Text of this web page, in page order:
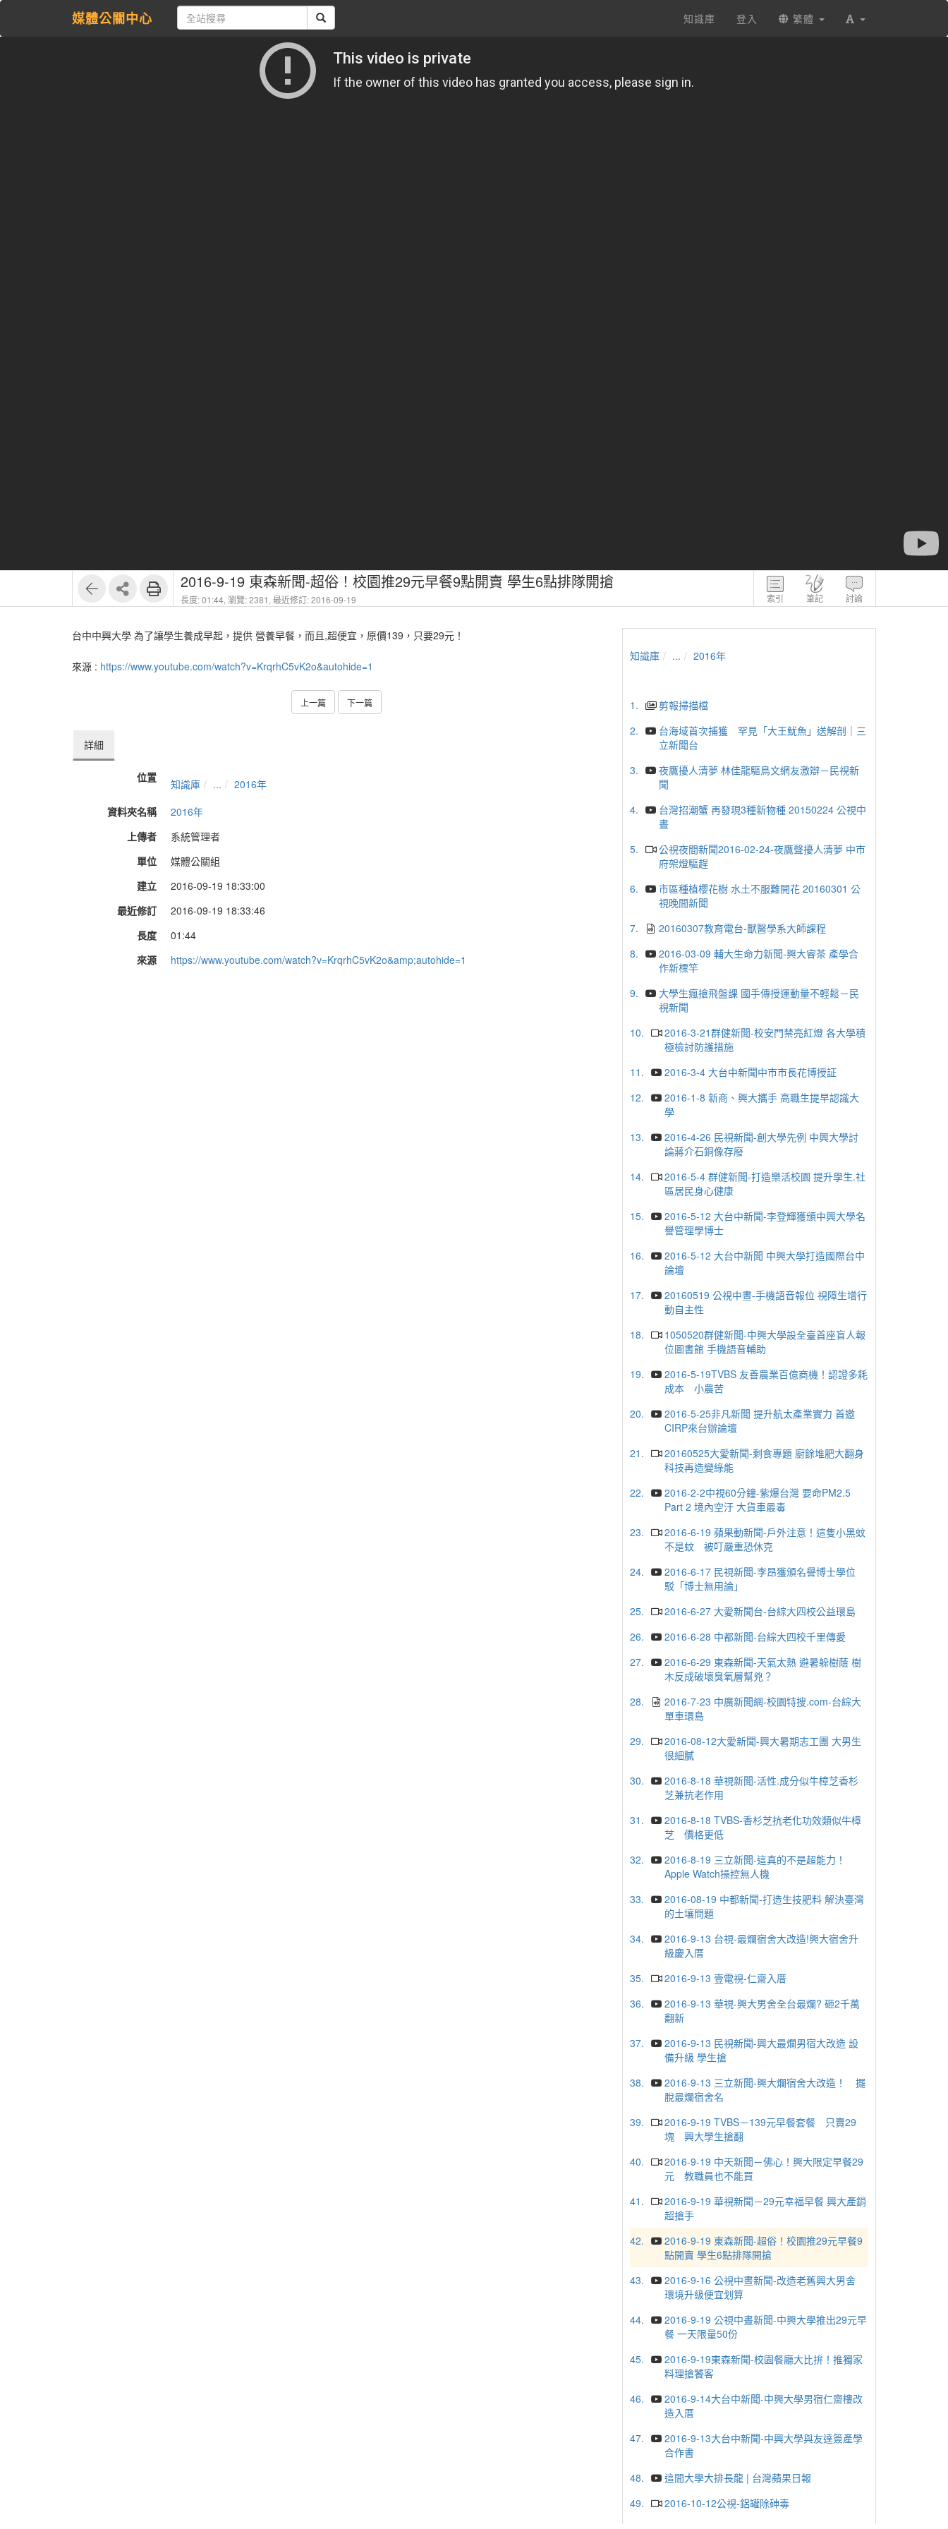
媒體公關中心 知識庫 登入 繁體
索引 筆記 討論
2016-9-19 東森新聞-超俗！校園推29元早餐9點開賣 學生6點排隊開搶
長度: 01:44, 瀏覽: 2381, 最近修訂: 2016-09-19
台中中興大學 為了讓學生養成早起，提供 營養早餐，而且,超便宜，原價139，只要29元！
來源 : https://www.youtube.com/watch?v=KrqrhC5vK2o&autohide=1
上一篇 下一篇
詳細
位置 知識庫 ...
2016年
資料夾名稱
2016年
上傳者
系統管理者
單位
媒體公關組
建立
2016-09-19 18:33:00
最近修訂
2016-09-19 18:33:46
長度
01:44
來源
https://www.youtube.com/watch?v=KrqrhC5vK2o&amp;autohide=1
知識庫 ... 2016年
1.
剪報掃描檔
2.
台海域首次捕獲 罕見「大王魷魚」送解剖｜三
立新聞台
3.
夜鷹擾人清夢 林佳龍驅鳥文網友激辯－民視新
聞
4.
台灣招潮蟹 再發現3種新物種 20150224 公視中
晝
5.
公視夜間新聞2016-02-24-夜鷹聲擾人清夢 中市
府架燈驅趕
6.
市區種植櫻花樹 水土不服難開花 20160301 公
視晚間新聞
7.
20160307教育電台-獸醫學系大師課程
8.
2016-03-09 輔大生命力新聞-興大睿茶 產學合
作新標竿
9.
大學生瘋搶飛盤課 國手傳授運動量不輕鬆－民
視新聞
10.
2016-3-21群健新聞-校安門禁亮紅燈 各大學積
極檢討防護措施
11.
2016-3-4 大台中新聞中市市長花博授証
12.
2016-1-8 新商、興大攜手 高職生提早認識大
學
13.
2016-4-26 民視新聞-創大學先例 中興大學討
論蔣介石銅像存廢
14.
2016-5-4 群健新聞-打造樂活校園 提升學生.社
區居民身心健康
15.
2016-5-12 大台中新聞-李登輝獲頒中興大學名
譽管理學博士
16.
2016-5-12 大台中新聞 中興大學打造國際台中
論壇
17.
20160519 公視中晝-手機語音報位 視障生增行
動自主性
18.
1050520群健新聞-中興大學設全臺首座盲人報
位圖書館 手機語音輔助
19.
2016-5-19TVBS 友善農業百億商機！認證多耗
成本 小農苦
20.
2016-5-25非凡新聞 提升航太產業實力 首邀
CIRP來台辦論壇
21.
20160525大愛新聞-剩食專題 廚餘堆肥大翻身
科技再造變綠能
22.
2016-2-2中視60分鐘-紫爆台灣 要命PM2.5
Part 2 境內空汙 大貨車最毒
23.
2016-6-19 蘋果動新聞-戶外注意！這隻小黑蚊
不是蚊 被叮嚴重恐休克
24.
2016-6-17 民視新聞-李昂獲頒名譽博士學位
駁「博士無用論」
25.
2016-6-27 大愛新聞台-台綜大四校公益環島
26.
2016-6-28 中都新聞-台綜大四校千里傳愛
27.
2016-6-29 東森新聞-天氣太熱 避暑躲樹蔭 樹
木反成破壞臭氧層幫兇？
28.
2016-7-23 中廣新聞網-校園特搜.com-台綜大
單車環島
29.
2016-08-12大愛新聞-興大暑期志工團 大男生
很細膩
30.
2016-8-18 華視新聞-活性.成分似牛樟芝香杉
芝兼抗老作用
31.
2016-8-18 TVBS-香杉芝抗老化功效類似牛樟
芝 價格更低
32.
2016-8-19 三立新聞-這真的不是超能力！
Apple Watch操控無人機
33.
2016-08-19 中都新聞-打造生技肥料 解決臺灣
的土壤問題
34.
2016-9-13 台視-最爛宿舍大改造!興大宿舍升
級慶入厝
35.
2016-9-13 壹電視-仁齋入厝
36.
2016-9-13 華視-興大男舍全台最爛? 砸2千萬
翻新
37.
2016-9-13 民視新聞-興大最爛男宿大改造 設
備升級 學生搶
38.
2016-9-13 三立新聞-興大爛宿舍大改造！ 擺
脫最爛宿舍名
39.
2016-9-19 TVBS－139元早餐套餐 只賣29
塊 興大學生搶翻
40.
2016-9-19 中天新聞－佛心！興大限定早餐29
元 教職員也不能買
41.
2016-9-19 華視新聞－29元幸福早餐 興大產銷
超搶手
42.
2016-9-19 東森新聞-超俗！校園推29元早餐9
點開賣 學生6點排隊開搶
43.
2016-9-16 公視中晝新聞-改造老舊興大男舍
環境升級便宜划算
44.
2016-9-19 公視中晝新聞-中興大學推出29元早
餐 一天限量50份
45.
2016-9-19東森新聞-校園餐廳大比拚！推獨家
料理搶饕客
46.
2016-9-14大台中新聞-中興大學男宿仁齋樓改
造入厝
47.
2016-9-13大台中新聞-中興大學與友達簽產學
合作書
48.
這間大學大排長龍 | 台灣蘋果日報
49.
2016-10-12公視-鋁罐除砷毒